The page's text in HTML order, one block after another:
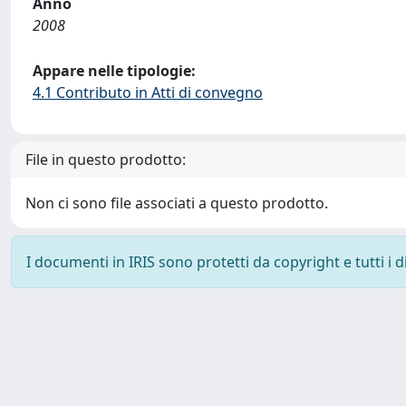
2008
Appare nelle tipologie:
4.1 Contributo in Atti di convegno
File in questo prodotto:
Non ci sono file associati a questo prodotto.
I documenti in IRIS sono protetti da copyright e tutti i